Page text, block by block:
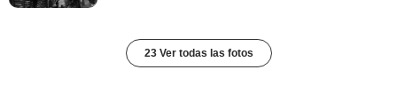
23 Ver todas las fotos